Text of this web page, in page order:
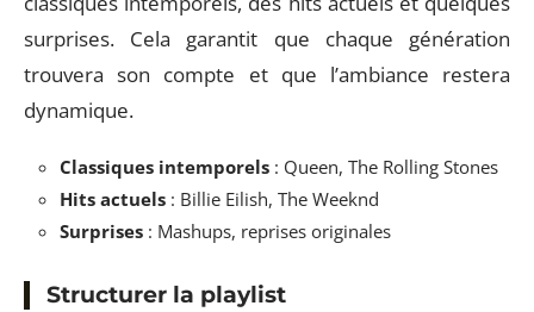
surprises. Cela garantit que chaque génération
trouvera son compte et que l’ambiance restera
dynamique.
Classiques intemporels : Queen, The Rolling Stones
Hits actuels : Billie Eilish, The Weeknd
Surprises : Mashups, reprises originales
Structurer la playlist